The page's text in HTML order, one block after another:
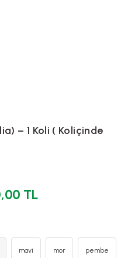
– 1 Koli ( Koliçinde
TL
mavi mor pembe